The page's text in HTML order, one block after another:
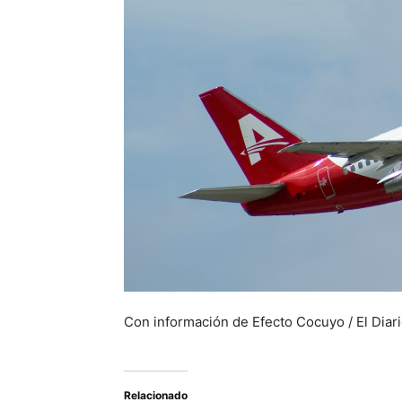
Con información de Efecto Cocuyo / El
Relacionado